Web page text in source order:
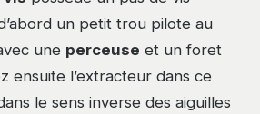
un petit trou pilote au
une perceuse et un foret
ensuite l’extracteur dans ce
le sens inverse des aiguilles